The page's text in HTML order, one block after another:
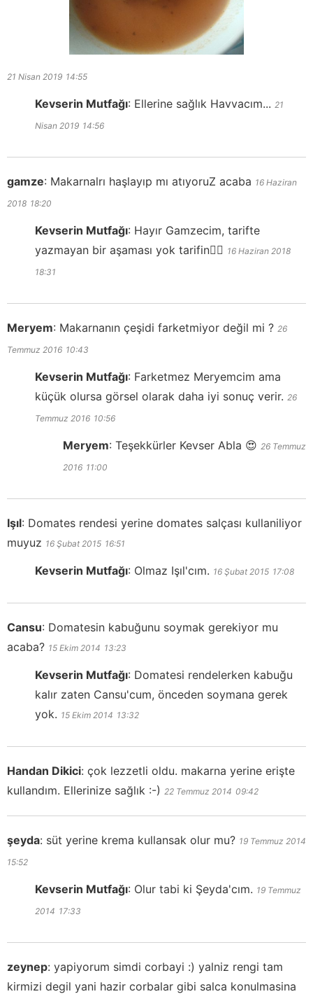
21 Nisan 2019 14:55
Kevserin Mutfağı: Ellerine sağlık Havvacım... 21
Nisan 2019 14:56
gamze: Makarnalrı haşlayıp mı atıyoruZ acaba 16 Haziran
2018 18:20
Kevserin Mutfağı: Hayır Gamzecim, tarifte
yazmayan bir aşaması yok tarifin👍🏻 16 Haziran 2018
18:31
Meryem: Makarnanın çeşidi farketmiyor değil mi ? 26
Temmuz 2016 10:43
Kevserin Mutfağı: Farketmez Meryemcim ama
küçük olursa görsel olarak daha iyi sonuç verir. 26
Temmuz 2016 10:56
Meryem: Teşekkürler Kevser Abla 😍 26 Temmuz
2016 11:00
Işıl: Domates rendesi yerine domates salçası kullaniliyor
muyuz 16 Şubat 2015 16:51
Kevserin Mutfağı: Olmaz Işıl'cım. 16 Şubat 2015 17:08
Cansu: Domatesin kabuğunu soymak gerekiyor mu
acaba? 15 Ekim 2014 13:23
Kevserin Mutfağı: Domatesi rendelerken kabuğu
kalır zaten Cansu'cum, önceden soymana gerek
yok. 15 Ekim 2014 13:32
Handan Dikici: çok lezzetli oldu. makarna yerine erişte
kullandım. Ellerinize sağlık :-) 22 Temmuz 2014 09:42
şeyda: süt yerine krema kullansak olur mu? 19 Temmuz 2014
15:52
Kevserin Mutfağı: Olur tabi ki Şeyda'cım. 19 Temmuz
2014 17:33
zeynep: yapiyorum simdi corbayi :) yalniz rengi tam
kirmizi degil yani hazir corbalar gibi salca konulmasina